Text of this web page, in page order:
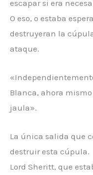
escapar si era
O eso, o estaba
destruyeran la
ataque.
Blanca, ahora
jaula».
La única salida que
destruir esta cúpula.
Lord Sheritt, que